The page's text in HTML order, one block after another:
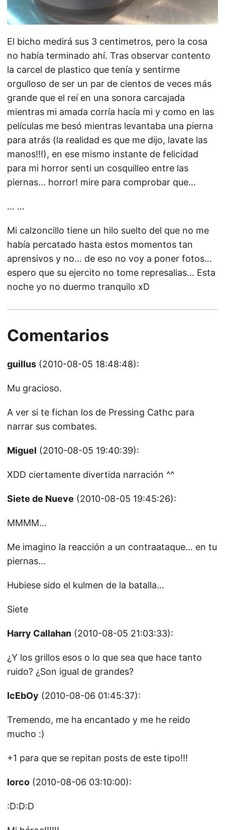
El bicho medirá sus 3 centimetros, pero la cosa
no había terminado ahí. Tras observar contento
la carcel de plastico que tenía y sentirme
orgulloso de ser un par de cientos de veces más
grande que el reí en una sonora carcajada
mientras mi amada corría hacía mi y como en las
películas me besó mientras levantaba una pierna
para atrás (la realidad es que me dijo, lavate las
manos!!!), en ese mismo instante de felicidad
para mi horror senti un cosquilleo entre las
piernas… horror! mire para comprobar que…
… …
Mi calzoncillo tiene un hilo suelto del que no me
había percatado hasta estos momentos tan
aprensivos y no… de eso no voy a poner fotos…
espero que su ejercito no tome represalias… Esta
noche yo no duermo tranquilo xD
Comentarios
guillus (2010-08-05 18:48:48):
Mu gracioso.
A ver si te fichan los de Pressing Cathc para
narrar sus combates.
Miguel (2010-08-05 19:40:39):
XDD ciertamente divertida narración ^^
Siete de Nueve (2010-08-05 19:45:26):
MMMM…
Me imagino la reacción a un contraataque… en tu
piernas…
Hubiese sido el kulmen de la batalla…
Siete
Harry Callahan (2010-08-05 21:03:33):
¿Y los grillos esos o lo que sea que hace tanto
ruido? ¿Son igual de grandes?
IcEbOy (2010-08-06 01:45:37):
Tremendo, me ha encantado y me he reido
mucho :)
+1 para que se repitan posts de este tipo!!!
lorco (2010-08-06 03:10:00):
:D:D:D